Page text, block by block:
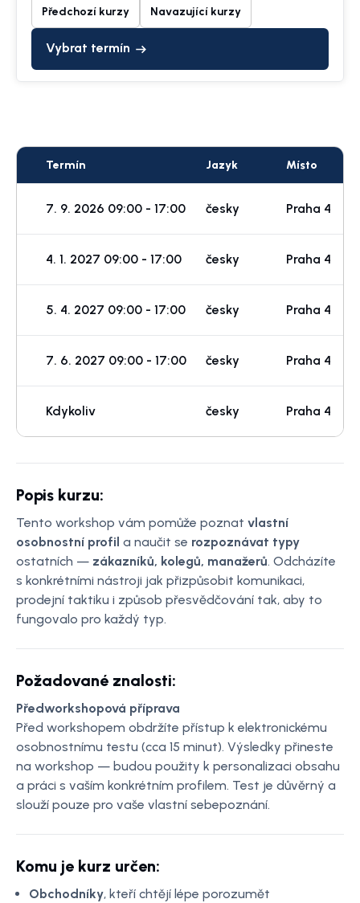
Předchozí kurzy Navazující kurzy
Vybrat termín
Termín Jazyk Místo
7. 9. 2026 09:00 - 17:00 česky Praha 4
4. 1. 2027 09:00 - 17:00 česky Praha 4
5. 4. 2027 09:00 - 17:00 česky Praha 4
7. 6. 2027 09:00 - 17:00 česky Praha 4
Kdykoliv česky Praha 4
Popis kurzu:
Tento workshop vám pomůže poznat vlastní
osobnostní profil a naučit se rozpoznávat typy
ostatních — zákazníků, kolegů, manažerů. Odcházíte
s konkrétními nástroji jak přizpůsobit komunikaci,
prodejní taktiku i způsob přesvědčování tak, aby to
fungovalo pro každý typ.
Požadované znalosti:
Předworkshopová příprava
Před workshopem obdržíte přístup k elektronickému
osobnostnímu testu (cca 15 minut). Výsledky přineste
na workshop — budou použity k personalizaci obsahu
a práci s vaším konkrétním profilem. Test je důvěrný a
slouží pouze pro vaše vlastní sebepoznání.
Komu je kurz určen:
Obchodníky, kteří chtějí lépe porozumět